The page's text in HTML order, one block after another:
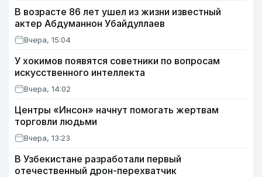
В возрасте 86 лет ушел из жизни известный
актер Абдуманнон Убайдуллаев
Вчера, 15:04
У хокимов появятся советники по вопросам
искусственного интеллекта
Вчера, 14:02
Центры «Инсон» начнут помогать жертвам
торговли людьми
Вчера, 13:23
В Узбекистане разработали первый
отечественный дрон-перехватчик